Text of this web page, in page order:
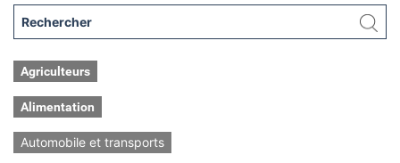
Agriculteurs
Alimentation
Automobile et transports